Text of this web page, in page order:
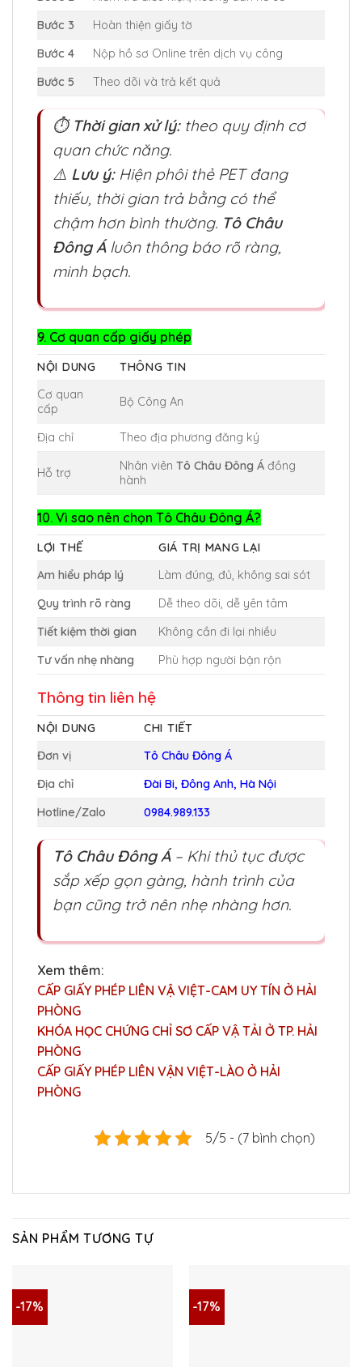
Bước 3
Hoàn thiện giấy tờ
Bước 4
Nộp hồ sơ Online trên dịch vụ công
Bước 5
Theo dõi và trả kết quả
⏱ Thời gian xử lý:theo quy định cơ
quan chức năng.
⚠️ Lưu ý:Hiện phôi thẻ PET đang
thiếu, thời gian trả bằng có thể
chậm hơn bình thường. Tô Châu
Đông Áluôn thông báo rõ ràng,
minh bạch.
9. Cơ quan cấp giấy phép
NỘI DUNG
THÔNG TIN
Cơ quan
cấp
Bộ Công An
Địa chỉ Theo địa phương đăng ký
Hỗ trợ Nhân viên Tô Châu Đông Á đồng
hành
10. Vì sao nên chọn Tô Châu Đông Á?
LỢI THẾ
GIÁ TRỊ MANG LẠI
Am hiểu pháp lý
Làm đúng, đủ, không sai sót
Quy trình rõ ràng
Dễ theo dõi, dễ yên tâm
Tiết kiệm thời gian
Không cần đi lại nhiều
Tư vấn nhẹ nhàng
Phù hợp người bận rộn
Thông tin liên hệ
NỘI DUNG
CHI TIẾT
Đơn vị
Tô Châu Đông Á
Địa chỉ
Đài Bi, Đông Anh, Hà Nội
Hotline/Zalo
0984.989.133
Tô Châu Đông Á– Khi thủ tục được
sắp xếp gọn gàng, hành trình của
bạn cũng trở nên nhẹ nhàng hơn.
Xem thêm:
CẤP GIẤY PHÉP LIÊN VẬ VIỆT-CAM UY TÍN Ở HẢI
PHÒNG
KHÓA HỌC CHỨNG CHỈ SƠ CẤP VẬ TẢI Ở TP. HẢI
PHÒNG
CẤP GIẤY PHÉP LIÊN VẬN VIỆT-LÀO Ở HẢI
PHÒNG
5/5 - (7 bình chọn)
SẢN PHẨM TƯƠNG TỰ
-17% -17%